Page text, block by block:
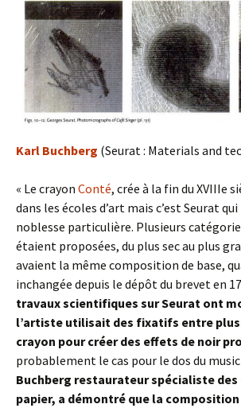
Karl Buchberg (Seurat : Materials and
« Le crayon Conté, crée à la fin du XVIIIe
dans les écoles d’art mais c’est Seurat
noblesse particulière. Plusieurs
étaient proposées, du plus sec au plus
avaient la même composition de base,
inchangée depuis le dépôt du brevet en
travaux scientifiques sur Seurat ont
l’artiste utilisait des fixatifs entre
crayon pour créer des effets de noir
probablement le cas pour le dos du
Buchberg restaurateur spécialiste
papier, a démontré que la